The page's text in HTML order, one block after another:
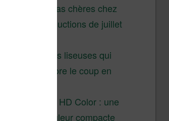
Liseuses pas chères chez
Vivlio – réductions de juillet
3 anciennes liseuses qui
valent encore le coup en
Vivlio Light HD Color : une
liseuse couleur compacte